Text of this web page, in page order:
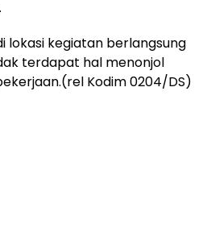
lokasi kegiatan berlangsung
terdapat hal menonjol
Kodim 0204/DS)